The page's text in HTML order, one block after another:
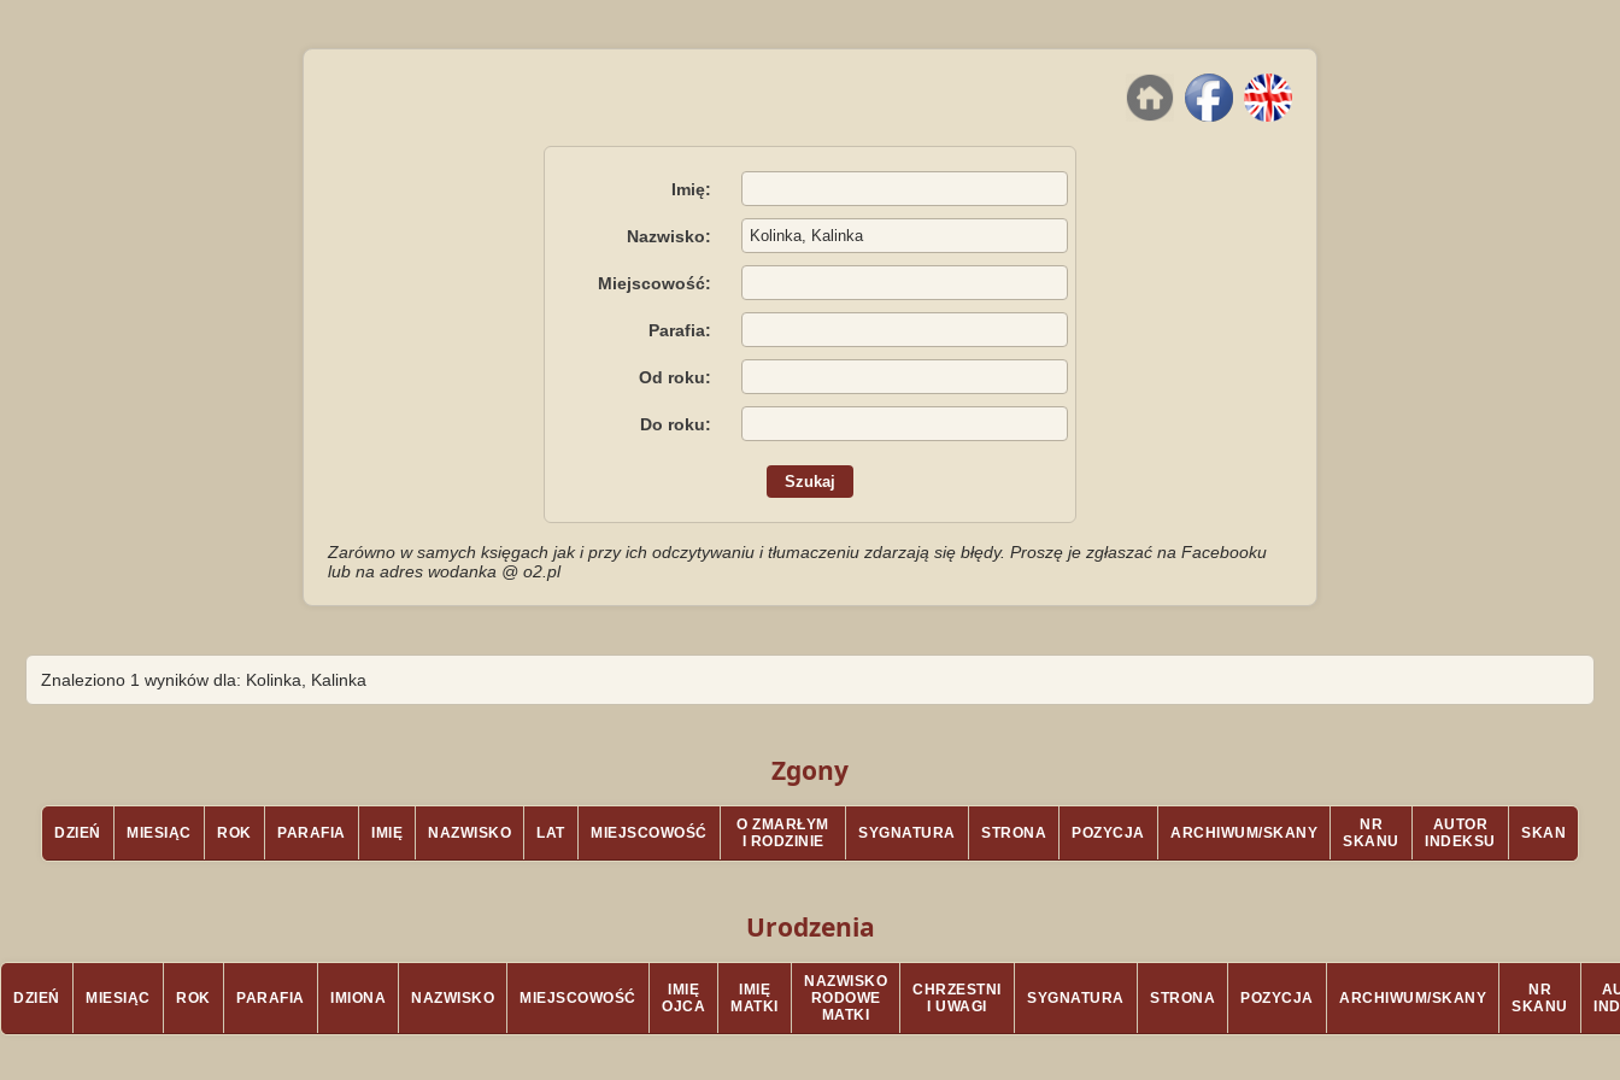
Imię:
Nazwisko:
Miejscowość:
Parafia:
Od roku:
Do roku:
Zarówno w samych księgach jak i przy ich odczytywaniu i tłumaczeniu zdarzają się błędy. Proszę je zgłaszać na Facebooku
lub na adres wodanka @ o2.pl
Znaleziono 1 wyników dla: Kolinka, Kalinka
Zgony
DZIEŃ MIESIĄC ROK PARAFIA IMIĘ NAZWISKO LAT MIEJSCOWOŚĆ
O ZMARŁYM
I RODZINIE
SYGNATURA STRONA POZYCJA ARCHIWUM/SKANY
NR
SKANU
AUTOR
INDEKSU
SKAN
Urodzenia
DZIEŃ MIESIĄC ROK PARAFIA IMIONA NAZWISKO MIEJSCOWOŚĆ
IMIĘ
OJCA
IMIĘ
MATKI
NAZWISKO
RODOWE
MATKI
CHRZESTNI
I UWAGI
SYGNATURA STRONA POZYCJA ARCHIWUM/SKANY
NR
SKANU